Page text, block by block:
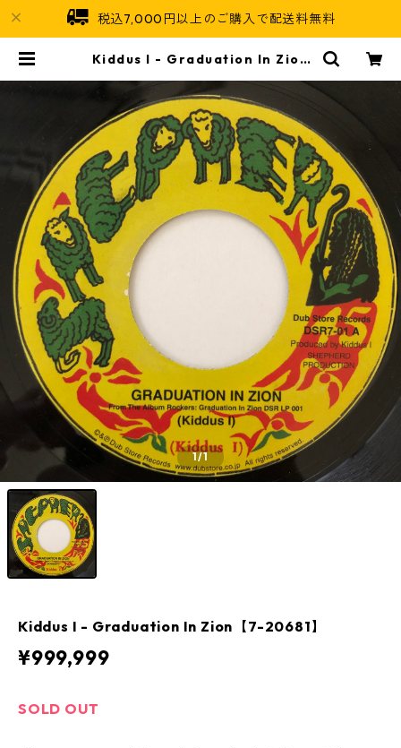
税込7,000円以上のご購入で配送料無料
Kiddus I - Graduation In Zion
1/1
Kiddus I - Graduation In Zion【7-20681】
¥999,999
SOLD OUT